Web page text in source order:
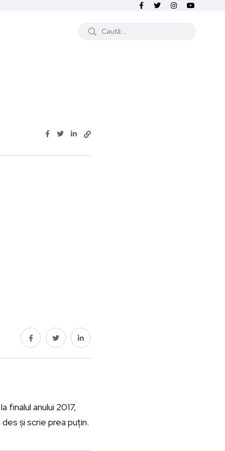
finalul anului 2017,
și scrie prea puțin.